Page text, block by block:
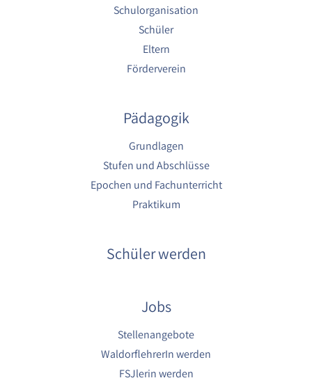
Schulorganisation
Schüler
Eltern
Förderverein
Pädagogik
Grundlagen
Stufen und Abschlüsse
Epochen und Fachunterricht
Praktikum
Schüler werden
Jobs
Stellenangebote
WaldorflehrerIn werden
FSJlerin werden
YouTube dienen der Erfassung von
Benutzerinteraktionen mit eingebetteten
Analysen zur Verbesserung der Videoqualität
Cookie Laufzeit: